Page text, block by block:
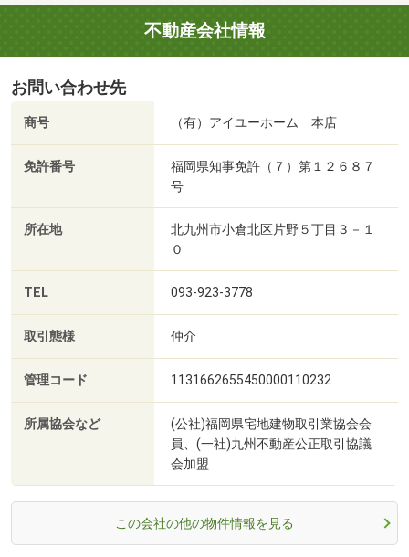
不動産会社情報
お問い合わせ先
商号 （有）アイユーホーム 本店
免許番号
福岡県知事免許（７）第１２６８７
号
所在地
北九州市小倉北区片野５丁目３－１
０
TEL 093-923-3778
取引態様 仲介
管理コード 1131662655450000110232
所属協会など
(公社)福岡県宅地建物取引業協会会
員、(一社)九州不動産公正取引協議
会加盟
この会社の他の物件情報を見る